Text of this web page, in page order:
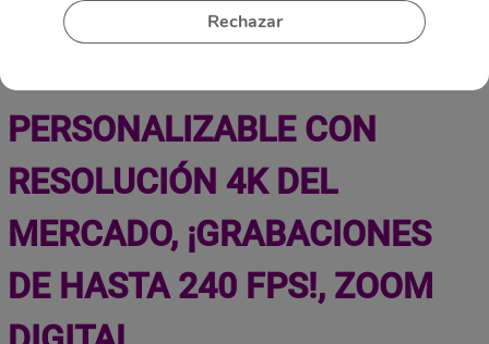
EL ÚNICO MODULO
PERSONALIZABLE CON
RESOLUCIÓN 4K DEL
MERCADO, ¡GRABACIONES
DE HASTA 240 FPS!, ZOOM
DIGITAL..
Rechazar